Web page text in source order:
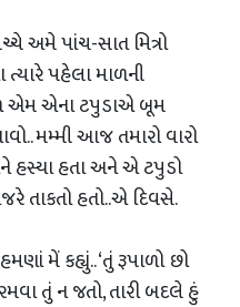
અમે પાંચ-સાત મિત્રો
પહેલા માળની
એમ એના ટપુડાએ બૂમ
મમ્મી આજ તમારો વારો
હસ્યા હતા અને એ ટપુડો
તાકતો હતો..એ દિવસે.
મેં કહ્યું.. ‘તું રૂપાળો છો
તું ન જતો, તારી બદલે હું